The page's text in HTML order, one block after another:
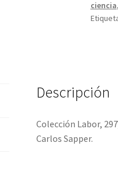
Carlos
ciencia,
Descripción
Colección Labor,
Carlos Sapper.